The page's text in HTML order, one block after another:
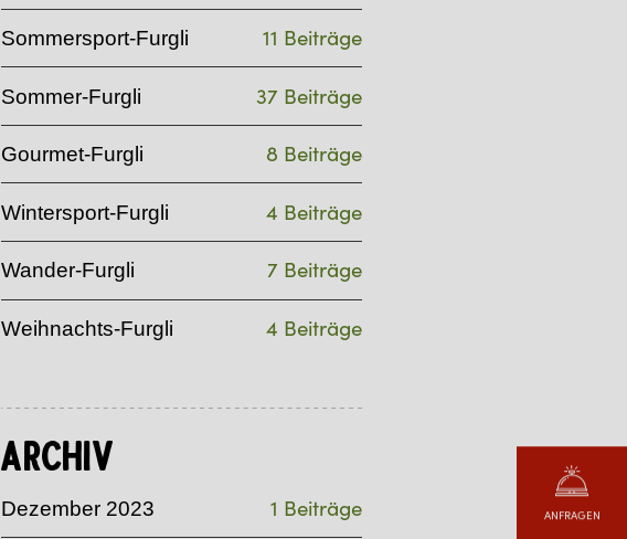
ANFRAGEN
Sommersport-Furgli 11 Beiträge
Sommer-Furgli 37 Beiträge
Gourmet-Furgli 8 Beiträge
Wintersport-Furgli 4 Beiträge
Wander-Furgli 7 Beiträge
Weihnachts-Furgli 4 Beiträge
Archiv
Dezember 2023 1 Beiträge